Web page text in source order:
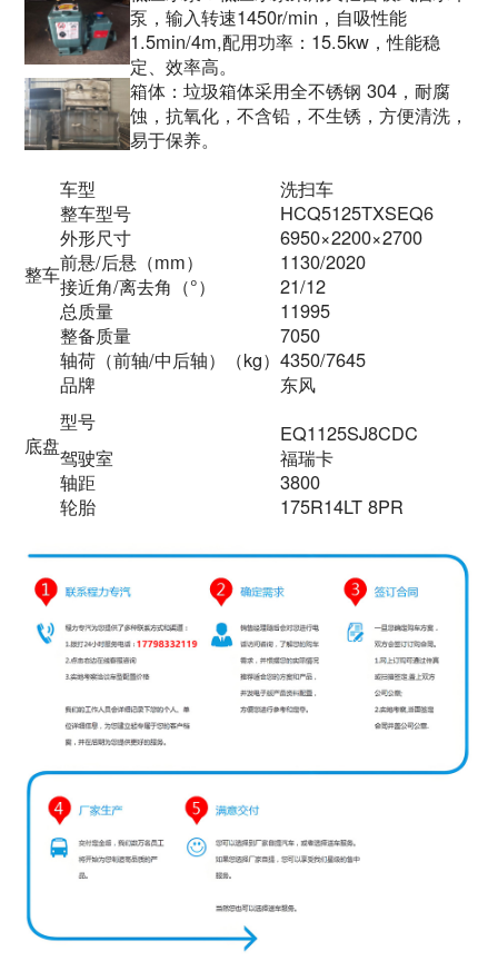
泵，输入转速1450r/min，自吸性能
1.5min/4m,配用功率：15.5kw，性能稳
定、效率高。
箱体：垃圾箱体采用全不锈钢 304，耐腐
蚀，抗氧化，不含铅，不生锈，方便清洗，
易于保养。
整车
车型
洗扫车
整车型号
HCQ5125TXSEQ6
外形尺寸
6950×2200×2700
前悬/后悬（mm）
1130/2020
接近角/离去角（°）
21/12
总质量
11995
整备质量
7050
轴荷（前轴/中后轴）（kg）4350/7645
底盘
品牌
东风
型号
EQ1125SJ8CDC
驾驶室
福瑞卡
轴距
3800
轮胎
175R14LT 8PR